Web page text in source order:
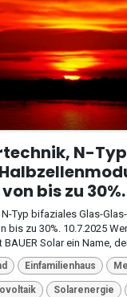
N-
bis zu 30%.
N-Typ bifaziales Glas-
bis zu 30%. 10.7.2025
Solar ein Name,
Einfamilienhaus
Solarenergie